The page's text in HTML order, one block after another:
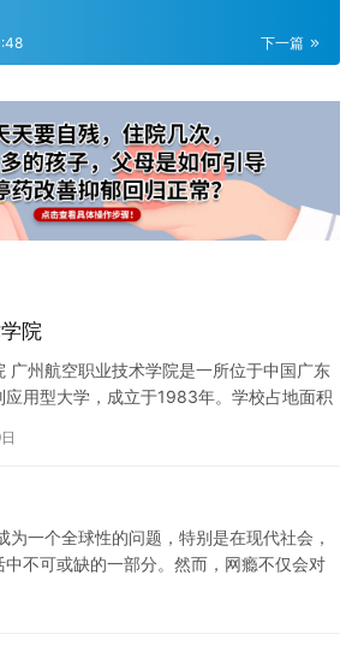
下一篇
院
广州航空职业技术学院是一所位于中国广东
用型大学，成立于1983年。学校占地面积
为一个全球性的问题，特别是在现代社会，
不可或缺的一部分。然而，网瘾不仅会对